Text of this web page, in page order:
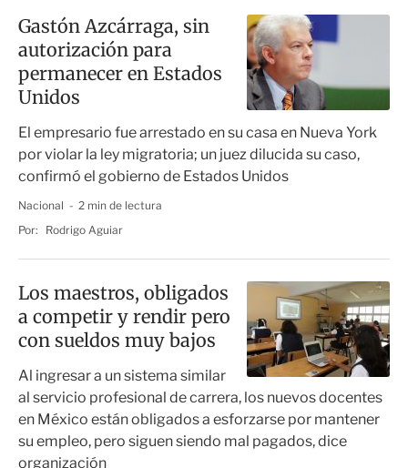
Gastón Azcárraga, sin
autorización para
permanecer en Estados
Unidos
El empresario fue arrestado en su casa en Nueva York
por violar la ley migratoria; un juez dilucida su caso,
confirmó el gobierno de Estados Unidos
Nacional
2 min de lectura
Por:
Rodrigo Aguiar
Los maestros, obligados
a competir y rendir pero
con sueldos muy bajos
Al ingresar a un sistema similar
al servicio profesional de carrera, los nuevos docentes
en México están obligados a esforzarse por mantener
su empleo, pero siguen siendo mal pagados, dice
organización